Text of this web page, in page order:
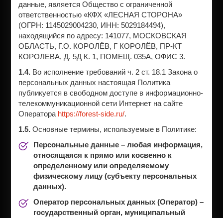
данные, является Общество с ограниченной
ответственностью «КФХ «ЛЕСНАЯ СТОРОНА»
(ОГРН: 1145029004230, ИНН: 5029184494),
находящийся по адресу: 141077, МОСКОВСКАЯ
ОБЛАСТЬ, Г.О. КОРОЛЁВ, Г КОРОЛЁВ, ПР-КТ
КОРОЛЕВА, Д. 5Д К. 1, ПОМЕЩ. 035А, ОФИС 3.
1.4. Во исполнение требований ч. 2 ст. 18.1 Закона о
персональных данных настоящая Политика
публикуется в свободном доступе в информационно-
телекоммуникационной сети Интернет на сайте
Оператора https://forest-side.ru/.
1.5. Основные термины, используемые в Политике:
Персональные данные – любая информация,
относящаяся к прямо или косвенно к
определенному или определяемому
физическому лицу (субъекту персональных
данных).
Оператор персональных данных (Оператор) –
государственный орган, муниципальный